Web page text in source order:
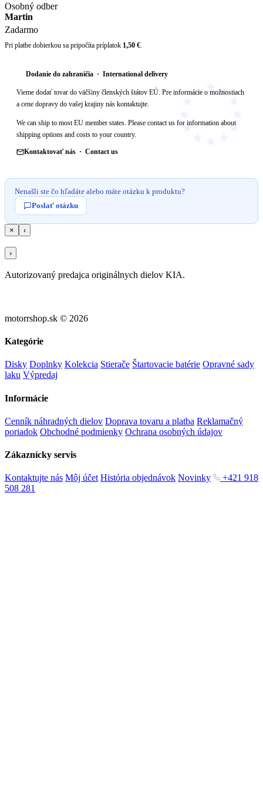
Osobný odber
Martin
Zadarmo
Pri platbe dobierkou sa pripočíta príplatok 1,50 €.
Dodanie do zahraničia · International delivery
Vieme dodať tovar do väčšiny členských štátov EÚ. Pre informácie o možnostiach
a cene dopravy do vašej krajiny nás kontaktujte.
We can ship to most EU member states. Please contact us for information about
shipping options and costs to your country.
Kontaktovať nás · Contact us
Nenašli ste čo hľadáte alebo máte otázku k produktu?
Poslať otázku
× ‹
›
Autorizovaný predajca originálnych dielov KIA.
motorrshop.sk © 2026
Kategórie
Disky Doplnky Kolekcia Stierače Štartovacie batérie Opravné sady
laku Výpredaj
Informácie
Cenník náhradných dielov Doprava tovaru a platba Reklamačný
poriadok Obchodné podmienky Ochrana osobných údajov
Zákaznícky servis
Kontaktujte nás Môj účet História objednávok Novinky
+421 918
508 281